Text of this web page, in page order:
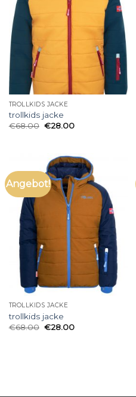
TROLLKIDS JACKE
trollkids jacke
€68.00 €28.00
Angebot!
TROLLKIDS JACKE
trollkids jacke
€68.00 €28.00